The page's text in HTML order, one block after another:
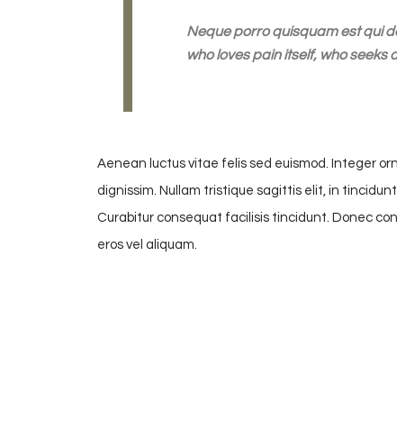
Neque porro quisquam est qui
who loves pain itself, who seeks
Aenean luctus vitae felis sed euismod. Integer
dignissim. Nullam tristique sagittis elit, in
Curabitur consequat facilisis tincidunt. Donec
eros vel aliquam.